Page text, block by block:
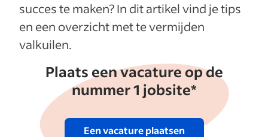
succes te maken? In dit artikel vind je tips
en een overzicht met te vermijden
valkuilen.
Plaats een vacature op de
nummer 1 jobsite*
Een vacature plaatsen